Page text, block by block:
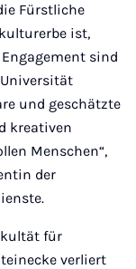
Fürstliche
ist,
sind
und geschätzte
kreativen
Menschen“,
der
für
verliert